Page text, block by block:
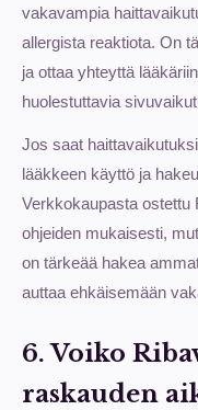
vakavampia
allergista reaktiota. On
ja ottaa yhteyttä
huolestuttavia
Jos saat
lääkkeen käyttö ja
Verkkokaupasta ostettu
ohjeiden mukaisesti,
on tärkeää hakea
auttaa ehkäisemään
6. Voiko
raskauden